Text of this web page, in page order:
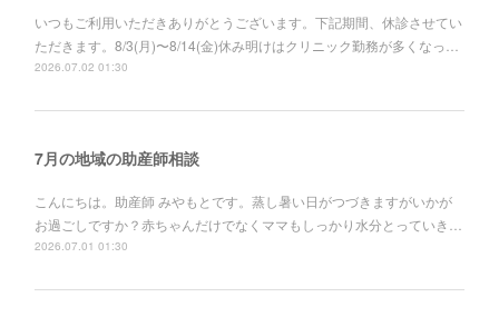
いつもご利用いただきありがとうございます。下記期間、休診させてい
ただきます。8/3(月)〜8/14(金)休み明けはクリニック勤務が多くなっ…
2026.07.02 01:30
7月の地域の助産師相談
こんにちは。助産師 みやもとです。蒸し暑い日がつづきますがいかが
お過ごしですか？赤ちゃんだけでなくママもしっかり水分とっていき…
2026.07.01 01:30